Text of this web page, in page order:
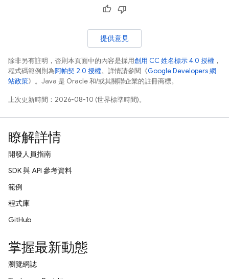
提供意見
除非另有註明，否則本頁面中的內容是採用創用 CC 姓名標示 4.0 授權 ，
程式碼範例則為阿帕契 2.0 授權。詳情請參閱《Google Developers 網
站政策》。Java 是 Oracle 和/或其關聯企業的註冊商標。
上次更新時間：2026-08-10 (世界標準時間)。
瞭解詳情
開發人員指南
SDK 與 API 參考資料
範例
程式庫
GitHub
掌握最新動態
瀏覽網誌